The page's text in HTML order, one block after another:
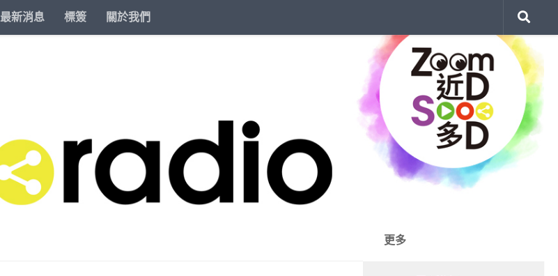
最新消息 標簽 關於我們
更多